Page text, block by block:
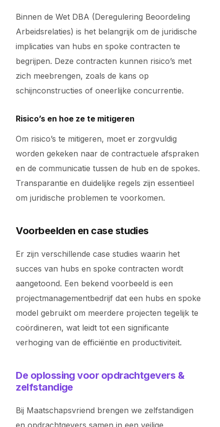
Binnen de Wet DBA (Deregulering Beoordeling
Arbeidsrelaties) is het belangrijk om de juridische
implicaties van hubs en spoke contracten te
begrijpen. Deze contracten kunnen risico’s met
zich meebrengen, zoals de kans op
schijnconstructies of oneerlijke concurrentie.
Risico’s en hoe ze te mitigeren
Om risico’s te mitigeren, moet er zorgvuldig
worden gekeken naar de contractuele afspraken
en de communicatie tussen de hub en de spokes.
Transparantie en duidelijke regels zijn essentieel
om juridische problemen te voorkomen.
Voorbeelden en case studies
Er zijn verschillende case studies waarin het
succes van hubs en spoke contracten wordt
aangetoond. Een bekend voorbeeld is een
projectmanagementbedrijf dat een hubs en spoke
model gebruikt om meerdere projecten tegelijk te
coördineren, wat leidt tot een significante
verhoging van de efficiëntie en productiviteit.
De oplossing voor opdrachtgevers &
zelfstandige
Bij Maatschapsvriend brengen we zelfstandigen
en opdrachtgevers samen in een veilige,